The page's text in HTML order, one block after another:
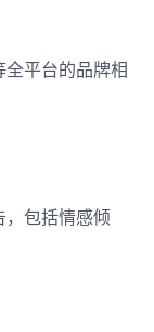
平台的品牌相
，包括情感倾